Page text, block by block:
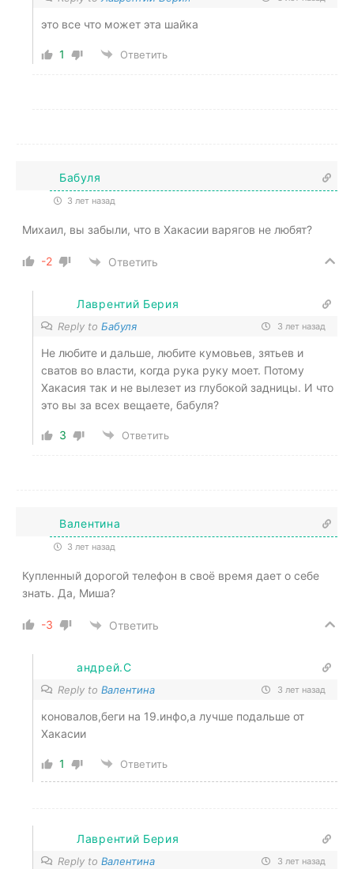
это все что может эта шайка
1 Ответить
Бабуля
3 лет назад
Михаил, вы забыли, что в Хакасии варягов не любят?
-2 Ответить
Лаврентий Берия
Reply to Бабуля 3 лет назад
Не любите и дальше, любите кумовьев, зятьев и
сватов во власти, когда рука руку моет. Потому
Хакасия так и не вылезет из глубокой задницы. И что
это вы за всех вещаете, бабуля?
3 Ответить
Валентина
3 лет назад
Купленный дорогой телефон в своё время дает о себе
знать. Да, Миша?
-3 Ответить
андрей.С
Reply to Валентина 3 лет назад
коновалов,беги на 19.инфо,а лучше подальше от
Хакасии
1 Ответить
Лаврентий Берия
Reply to Валентина 3 лет назад